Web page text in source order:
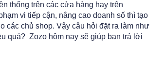
thống trên các cửa hàng hay trên
vi tiếp cận, nâng cao doanh số thì tạo
các chủ shop. Vậy câu hỏi đặt ra làm như
quả? Zozo hôm nay sẽ giúp bạn trả lời